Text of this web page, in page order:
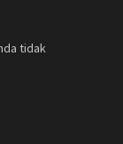
tidak